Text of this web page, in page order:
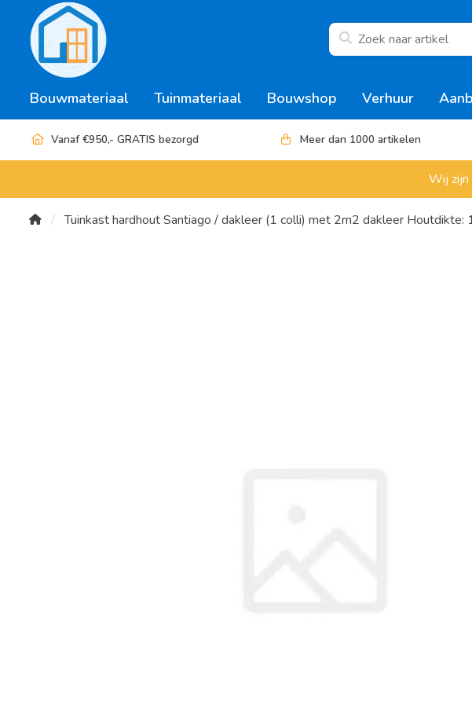
Bouwmateriaal Tuinmateriaal Bouwshop Verhuur
Vanaf €950,- GRATIS bezorgd Meer dan 1000 artikelen
Wij zijn
Tuinkast hardhout Santiago / dakleer (1 colli) met 2m2 dakleer